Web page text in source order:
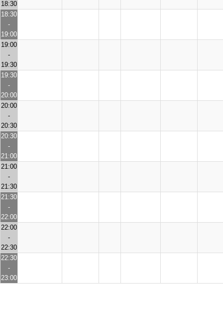
18:30
18:30
-
19:00
19:00
-
19:30
19:30
-
20:00
20:00
-
20:30
20:30
-
21:00
21:00
-
21:30
21:30
-
22:00
22:00
-
22:30
22:30
-
23:00